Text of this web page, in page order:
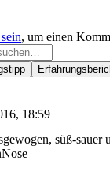
, um einen
18:59
süß-sauer